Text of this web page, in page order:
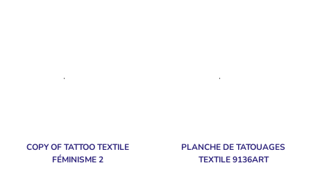
COPY OF TATTOO TEXTILE
FÉMINISME 2
PLANCHE DE TATOUAGES
TEXTILE 9136ART